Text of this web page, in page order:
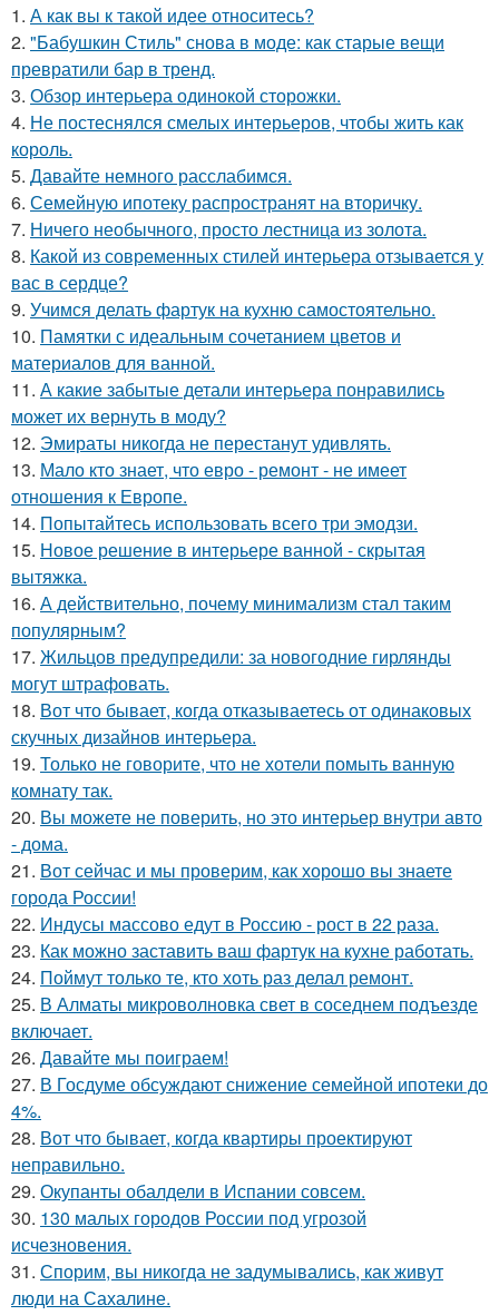
1. А как вы к такой идее относитесь?
2. "Бабушкин Стиль" снова в моде: как старые вещи
превратили бар в тренд.
3. Обзор интерьера одинокой сторожки.
4. Не постеснялся смелых интерьеров, чтобы жить как
король.
5. Давайте немного расслабимся.
6. Семейную ипотеку распространят на вторичку.
7. Ничего необычного, просто лестница из золота.
8. Какой из современных стилей интерьера отзывается у
вас в сердце?
9. Учимся делать фартук на кухню самостоятельно.
10. Памятки с идеальным сочетанием цветов и
материалов для ванной.
11. А какие забытые детали интерьера понравились
может их вернуть в моду?
12. Эмираты никогда не перестанут удивлять.
13. Мало кто знает, что евро - ремонт - не имеет
отношения к Европе.
14. Попытайтесь использовать всего три эмодзи.
15. Новое решение в интерьере ванной - скрытая
вытяжка.
16. А действительно, почему минимализм стал таким
популярным?
17. Жильцов предупредили: за новогодние гирлянды
могут штрафовать.
18. Вот что бывает, когда отказываетесь от одинаковых
скучных дизайнов интерьера.
19. Только не говорите, что не хотели помыть ванную
комнату так.
20. Вы можете не поверить, но это интерьер внутри авто
- дома.
21. Вот сейчас и мы проверим, как хорошо вы знаете
города России!
22. Индусы массово едут в Россию - рост в 22 раза.
23. Как можно заставить ваш фартук на кухне работать.
24. Поймут только те, кто хоть раз делал ремонт.
25. В Алматы микроволновка свет в соседнем подъезде
включает.
26. Давайте мы поиграем!
27. В Госдуме обсуждают снижение семейной ипотеки до
4%.
28. Вот что бывает, когда квартиры проектируют
неправильно.
29. Окупанты обалдели в Испании совсем.
30. 130 малых городов России под угрозой
исчезновения.
31. Спорим, вы никогда не задумывались, как живут
люди на Сахалине.